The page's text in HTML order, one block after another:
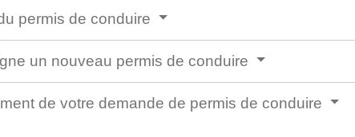
permis de conduire
un nouveau permis de conduire
de votre demande de permis de conduire